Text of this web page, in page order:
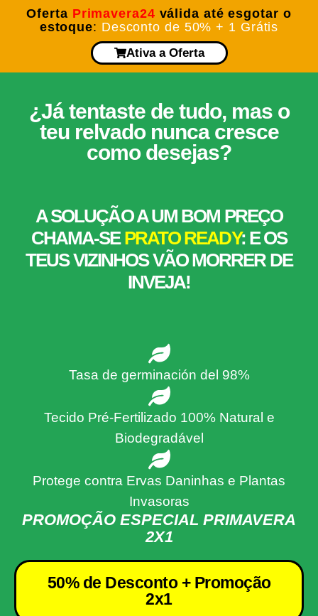
Oferta Primavera24 válida até esgotar o
estoque: Desconto de 50% + 1 Grátis
Ativa a Oferta
¿Já tentaste de tudo, mas o
teu relvado nunca cresce
como desejas?
A SOLUÇÃO A UM BOM PREÇO
CHAMA-SEPRATO READY: E OS
TEUS VIZINHOS VÃO MORRER DE
INVEJA!
Tasa de germinación del 98%
Tecido Pré-Fertilizado 100% Natural e
Biodegradável
Protege contra Ervas Daninhas e Plantas
Invasoras
PROMOÇÃO ESPECIAL PRIMAVERA
2X1
50% de Desconto + Promoção
2x1